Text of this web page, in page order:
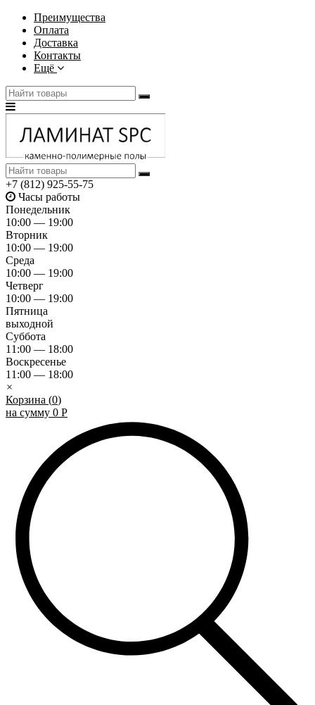
Преимущества
Оплата
Доставка
Контакты
Ещё
+7 (812) 925-55-75
Часы работы
Понедельник
10:00 — 19:00
Вторник
10:00 — 19:00
Среда
10:00 — 19:00
Четверг
10:00 — 19:00
Пятница
выходной
Суббота
11:00 — 18:00
Воскресенье
11:00 — 18:00
×
Корзина (0)
на сумму 0 Р